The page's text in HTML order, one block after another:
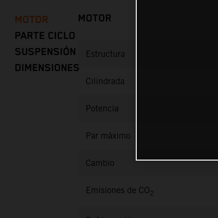
MOTOR
PARTE CICLO
SUSPENSIÓN
DIMENSIONES
MOTOR
Estructura
Cilindrada
Potencia
Par máximo
Cambio
Emisiones de CO2